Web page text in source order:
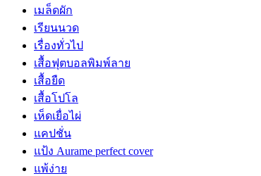
เมล็ดผัก
เรียนนวด
เรื่องทั่วไป
เสื้อฟุตบอลพิมพ์ลาย
เสื้อยืด
เสื้อโปโล
เห็ดเยื่อไผ่
แคปชั่น
แป้ง Aurame perfect cover
แพ้ง่าย